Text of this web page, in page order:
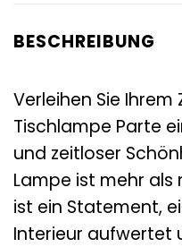
BESCHREIBUNG
Verleihen Sie
Tischlampe Parte
und zeitloser
Lampe ist mehr als
ist ein Statement,
Interieur aufwertet